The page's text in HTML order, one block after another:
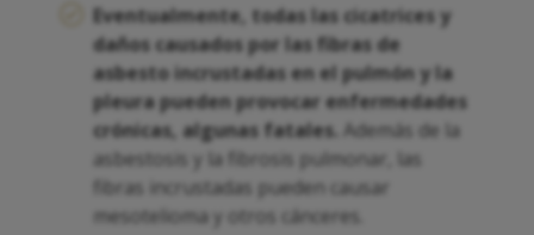
Eventualmente, todas las cicatrices y
daños causados por las fibras de
asbesto incrustadas en el pulmón y la
pleura pueden provocar enfermedades
crónicas, algunas fatales. Además de la
asbestosis y la fibrosis pulmonar, las
fibras incrustadas pueden causar
mesotelioma y otros cánceres.